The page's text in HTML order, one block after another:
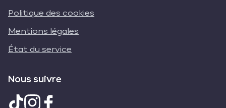
Politique des cookies
Mentions légales
État du service
Nous suivre